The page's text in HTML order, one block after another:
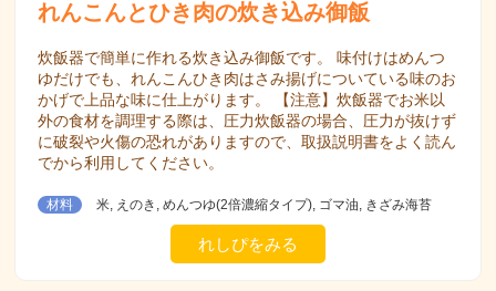
れんこんとひき肉の炊き込み御飯
炊飯器で簡単に作れる炊き込み御飯です。 味付けはめんつ
ゆだけでも、れんこんひき肉はさみ揚げについている味のお
かげで上品な味に仕上がります。 【注意】炊飯器でお米以
外の食材を調理する際は、圧力炊飯器の場合、圧力が抜けず
に破裂や火傷の恐れがありますので、取扱説明書をよく読ん
でから利用してください。
材料 米, えのき, めんつゆ(2倍濃縮タイプ), ゴマ油, きざみ海苔
れしぴをみる